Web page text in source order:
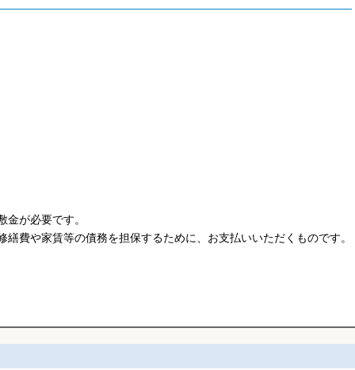
が必要です。
費や家賃等の債務を担保するために、お支払いいただくものです。